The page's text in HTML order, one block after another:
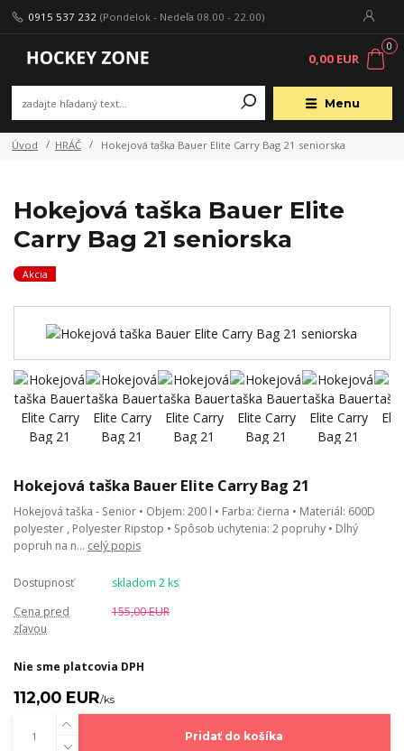
Menu
0915 537 232 (Pondelok - Nedeľa 08.00 - 22.00)
0
0,00 EUR
Úvod HRÁČ Hokejová taška Bauer Elite Carry Bag 21 seniorska
Hokejová taška Bauer Elite
Carry Bag 21 seniorska
Akcia
Hokejová taška Bauer Elite Carry Bag 21
Hokejová taška - Senior • Objem: 200 l • Farba: čierna • Materiál: 600D
polyester , Polyester Ripstop • Spôsob uchytenia: 2 popruhy • Dlhý
popruh na n... celý popis
Dostupnosť
skladom 2 ks
Cena pred
zľavou
155,00 EUR
Nie sme platcovia DPH
112,00 EUR/ks
Pridať do košíka